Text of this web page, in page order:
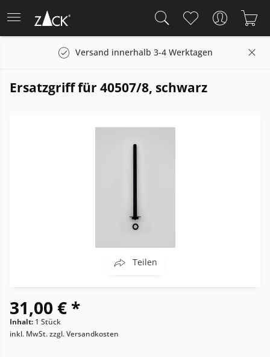
Versand innerhalb 3-4 Werktagen
Ersatzgriff für 40507/8, schwarz
Teilen
31,00 € *
Inhalt: 1 Stück
inkl. MwSt.zzgl. Versandkosten